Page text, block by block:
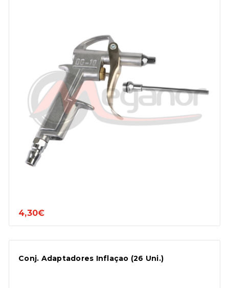
4,30€
Conj. Adaptadores Inflaçao (26 Uni.)